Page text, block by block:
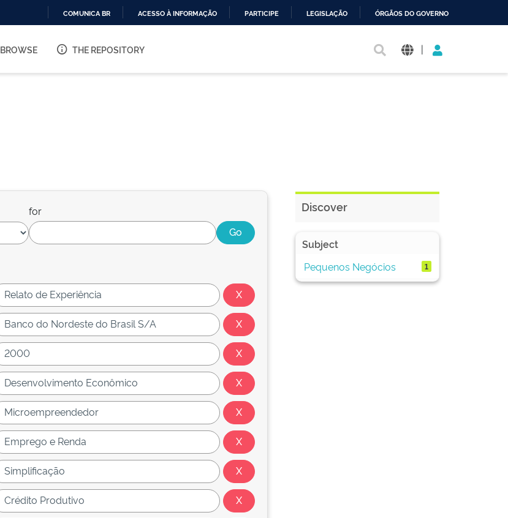
O
COMUNICA BR ACESSO À INFORMAÇÃO PARTICIPE LEGISLAÇÃO ÓRGÃOS DO GOVERNO
BROWSE THE REPOSITORY |
for Discover
Subject
Pequenos Negócios
1